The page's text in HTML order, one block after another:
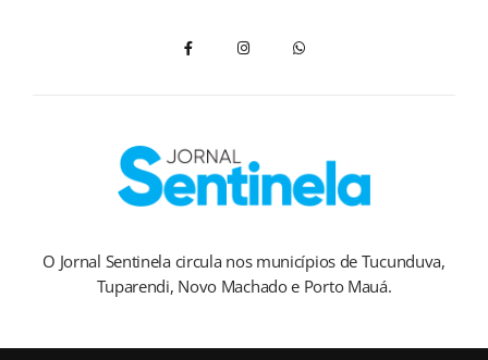
O Jornal Sentinela circula nos municípios de Tucunduva,
Tuparendi, Novo Machado e Porto Mauá.